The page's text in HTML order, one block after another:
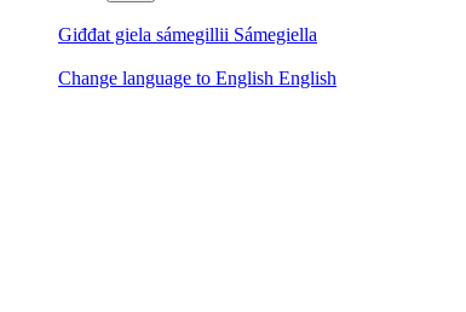
Giđđat giela sámegillii Sámegiella
Change language to English English